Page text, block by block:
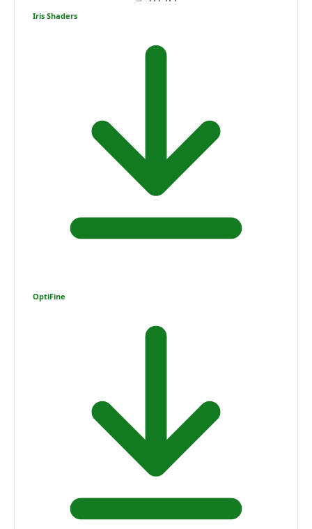
Iris Shaders
OptiFine